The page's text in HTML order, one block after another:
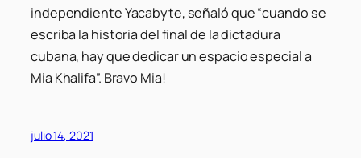
independiente Yacabyte, señaló que “cuando se
escriba la historia del final de la dictadura
cubana, hay que dedicar un espacio especial a
Mia Khalifa”. Bravo Mia!
julio 14, 2021